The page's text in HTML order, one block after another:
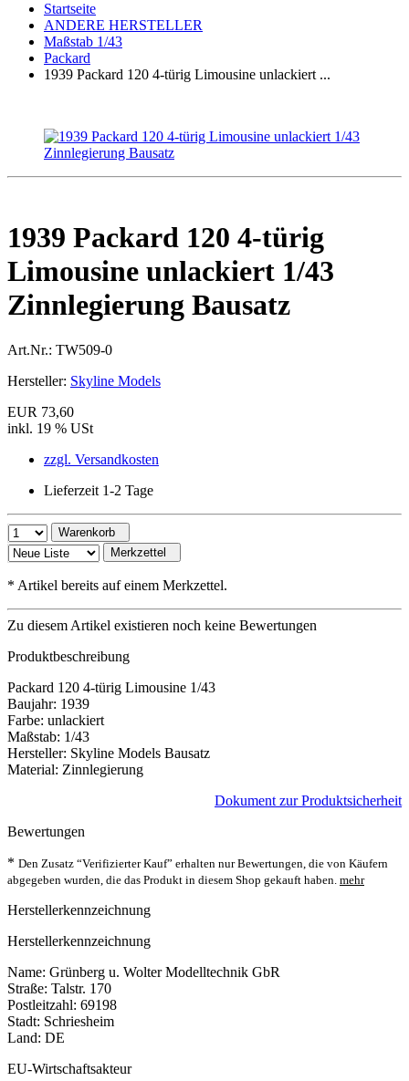
Startseite
ANDERE HERSTELLER
Maßstab 1/43
Packard
1939 Packard 120 4-türig Limousine unlackiert ...
1939 Packard 120 4-türig
Limousine unlackiert 1/43
Zinnlegierung Bausatz
Art.Nr.: TW509-0
Hersteller: Skyline Models
EUR 73,60
inkl. 19 % USt
zzgl. Versandkosten
Lieferzeit 1-2 Tage
Warenkorb
Merkzettel
* Artikel bereits auf einem Merkzettel.
Zu diesem Artikel existieren noch keine Bewertungen
Produktbeschreibung
Packard 120 4-türig Limousine 1/43
Baujahr: 1939
Farbe: unlackiert
Maßstab: 1/43
Hersteller: Skyline Models Bausatz
Material: Zinnlegierung
Dokument zur Produktsicherheit
Bewertungen
* Den Zusatz “Verifizierter Kauf” erhalten nur Bewertungen, die von Käufern
abgegeben wurden, die das Produkt in diesem Shop gekauft haben. mehr
Herstellerkennzeichnung
Herstellerkennzeichnung
Name: Grünberg u. Wolter Modelltechnik GbR
Straße: Talstr. 170
Postleitzahl: 69198
Stadt: Schriesheim
Land: DE
EU-Wirtschaftsakteur